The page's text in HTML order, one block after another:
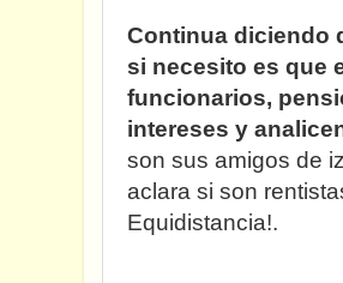
Continua diciendo
si necesito es que
funcionarios,
intereses y
son sus amigos de
aclara si son
Equidistancia!.